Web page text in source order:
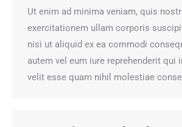
Ut enim ad minima veniam, quis
exercitationem ullam corporis
nisi ut aliquid ex ea commodi
autem vel eum iure reprehenderit qui
velit esse quam nihil molestiae